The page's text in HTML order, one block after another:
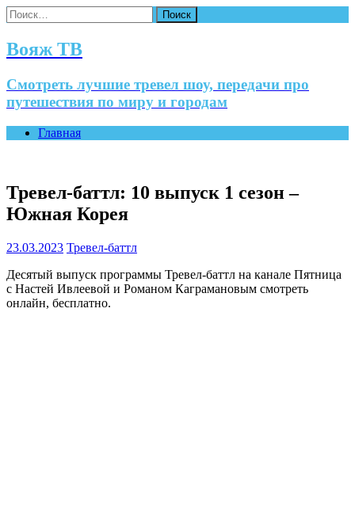
Найти:
Вояж ТВ
Смотреть лучшие тревел шоу, передачи про
путешествия по миру и городам
Главная
Тревел-баттл: 10 выпуск 1 сезон –
Южная Корея
23.03.2023 Тревел-баттл
Десятый выпуск программы Тревел-баттл на канале Пятница
с Настей Ивлеевой и Романом Каграмановым смотреть
онлайн, бесплатно.